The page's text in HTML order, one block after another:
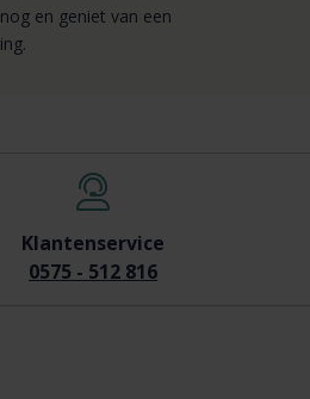
en geniet van een
Klantenservice
0575 - 512 816